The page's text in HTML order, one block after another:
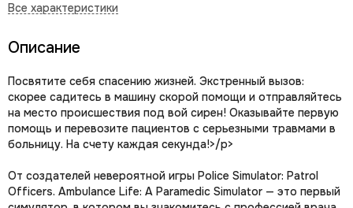
Описание
Посвятите себя спасению жизней. Экстренный вызов:
скорее садитесь в машину скорой помощи и отправляйтесь
на место происшествия под вой сирен! Оказывайте первую
помощь и перевозите пациентов с серьезными травмами в
больницу. На счету каждая секунда!>/p>
От создателей невероятной игры Police Simulator: Patrol
Officers. Ambulance Life: A Paramedic Simulator — это первый